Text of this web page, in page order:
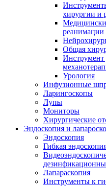
хирургии и
реанимации
Общая
Инструмент
Урология
Инфузионные
Ларингоскопы
Лупы
Мониторы
Хирургические
Эндоскопия и
Эндоскопия
Гибкая
Лапараскопия
Инструменты к